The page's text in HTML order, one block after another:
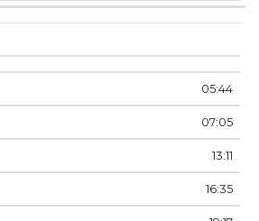
05:44
07:05
13:11
16:35